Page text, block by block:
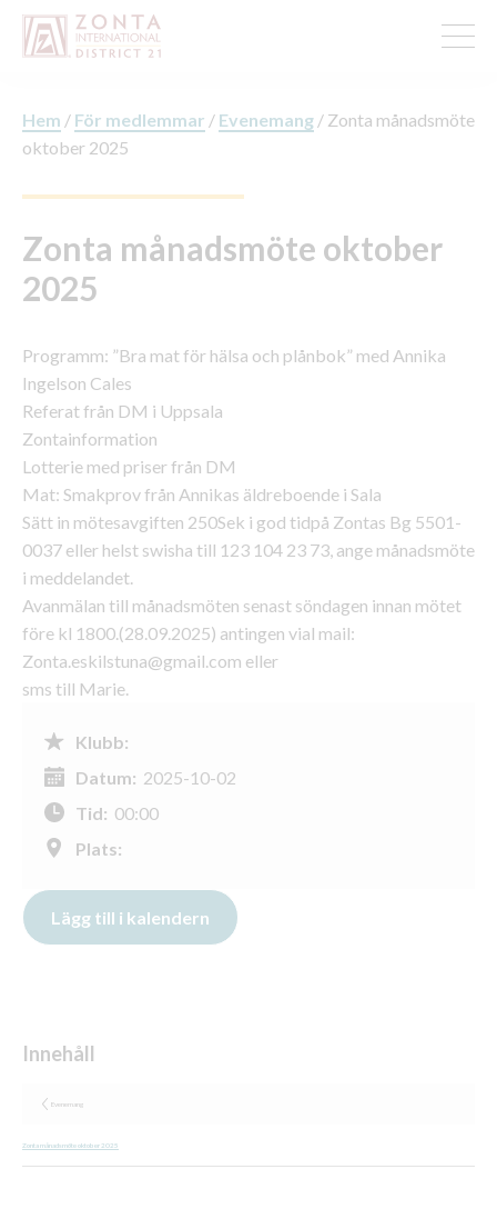
Hem / För medlemmar / Evenemang / Zonta månadsmöte
oktober 2025
Evenemang
Zonta månadsmöte oktober 2025
Zonta månadsmöte oktober
2025
Programm: ”Bra mat för hälsa och plånbok” med Annika
Ingelson Cales
Referat från DM i Uppsala
Zontainformation
Lotterie med priser från DM
Mat: Smakprov från Annikas äldreboende i Sala
Sätt in mötesavgiften 250Sek i god tidpå Zontas Bg 5501-
0037 eller helst swisha till 123 104 23 73, ange månadsmöte
i meddelandet.
Avanmälan till månadsmöten senast söndagen innan mötet
före kl 1800.(28.09.2025) antingen vial mail:
Zonta.eskilstuna@gmail.com eller
sms till Marie.
Klubb:
Datum: 2025-10-02
Tid: 00:00
Plats: